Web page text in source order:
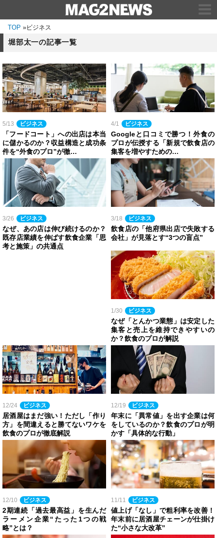
TOP »ビジネス
堀部太一の記事一覧
5/13 ビジネス
「フードコート」への出店は本当
に儲かるのか？収益構造と成功条
件を“外食のプロ”が徹…
4/1 ビジネス
Googleと口コミで勝つ！外食の
プロが伝授する「新規で飲食店の
集客を増やすための…
3/26 ビジネス
なぜ、あの店は伸び続けるのか？
既存店業績を伸ばす飲食企業「思
考と施策」の共通点
3/18 ビジネス
飲食店の「他府県出店で失敗する
会社」が見落とす“3つの盲点”
1/30 ビジネス
なぜ「とんかつ業態」は安定した
集客と売上を維持できやすいの
か？飲食のプロが解説
12/24 ビジネス
居酒屋はまだ強い！ただし「作り
方」を間違えると勝てないワケを
飲食のプロが徹底解説
12/19 ビジネス
年末に「異常値」を出す企業は何
をしているのか？飲食のプロが明
かす「具体的な行動」
12/10 ビジネス
2期連続「過去最高益」を生んだ
ラーメン企業“たった1つの戦
略”とは？
11/11 ビジネス
値上げ「なし」で粗利率を改善！
年末前に居酒屋チェーンが仕掛け
た“小さな大改革”